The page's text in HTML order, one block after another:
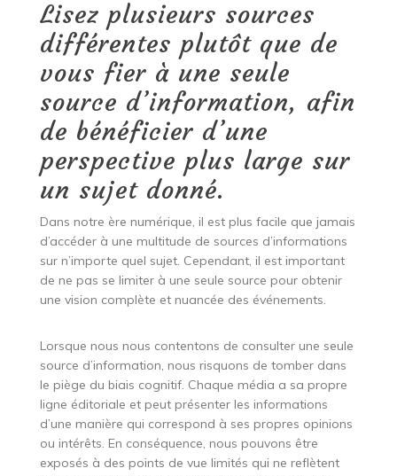
Lisez plusieurs sources
différentes plutôt que de
vous fier à une seule
source d’information, afin
de bénéficier d’une
perspective plus large sur
un sujet donné.
Dans notre ère numérique, il est plus facile que jamais
d’accéder à une multitude de sources d’informations
sur n’importe quel sujet. Cependant, il est important
de ne pas se limiter à une seule source pour obtenir
une vision complète et nuancée des événements.
Lorsque nous nous contentons de consulter une seule
source d’information, nous risquons de tomber dans
le piège du biais cognitif. Chaque média a sa propre
ligne éditoriale et peut présenter les informations
d’une manière qui correspond à ses propres opinions
ou intérêts. En conséquence, nous pouvons être
exposés à des points de vue limités qui ne reflètent